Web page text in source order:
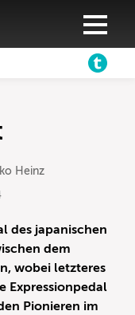
Heinz
des japanischen
dem
wobei letzteres
Expressionpedal
Pionieren im